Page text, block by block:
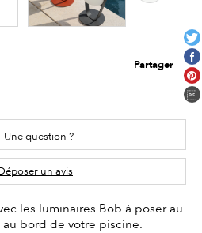
Partager
Une question ?
un avis
les luminaires Bob à poser au
bord de votre piscine.